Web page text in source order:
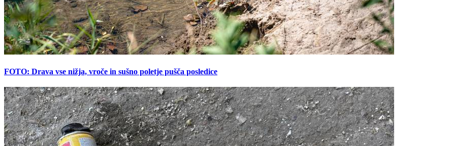
FOTO: Drava vse nižja, vroče in sušno poletje pušča posledice